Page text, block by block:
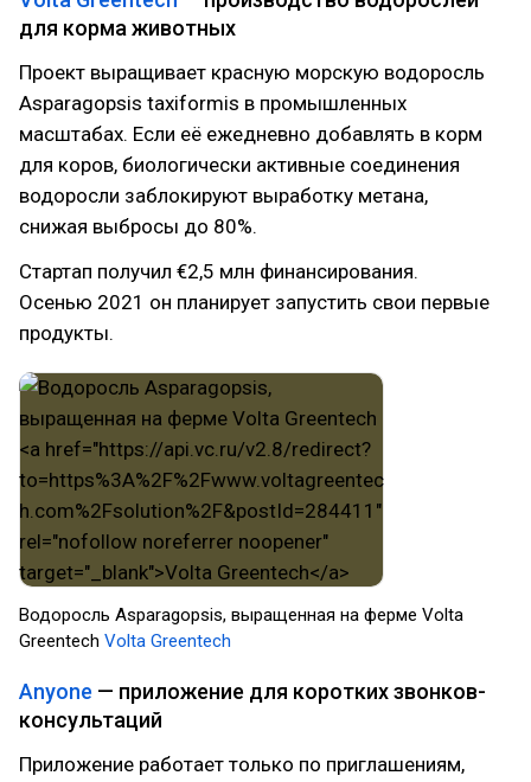
для корма животных
Проект выращивает красную морскую водоросль
Asparagopsis taxiformis в промышленных
масштабах. Если её ежедневно добавлять в корм
для коров, биологически активные соединения
водоросли заблокируют выработку метана,
снижая выбросы до 80%.
Стартап получил €2,5 млн финансирования.
Осенью 2021 он планирует запустить свои первые
продукты.
Водоросль Asparagopsis, выращенная на ферме Volta
Greentech Volta Greentech
Anyone — приложение для коротких звонков-
консультаций
Приложение работает только по приглашениям,